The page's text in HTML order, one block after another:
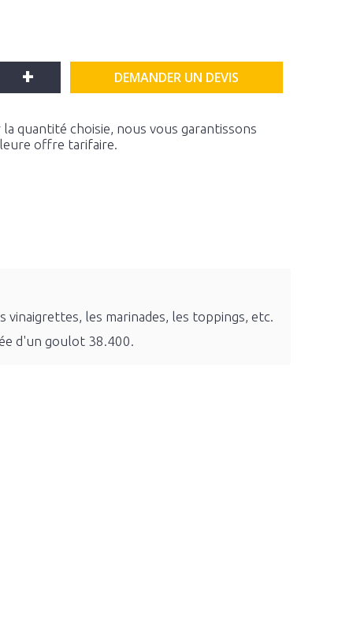
+ DEMANDER UN DEVIS
quantité choisie, nous vous garantissons
offre tarifaire.
les marinades, les toppings, etc.
d'un goulot 38.400.